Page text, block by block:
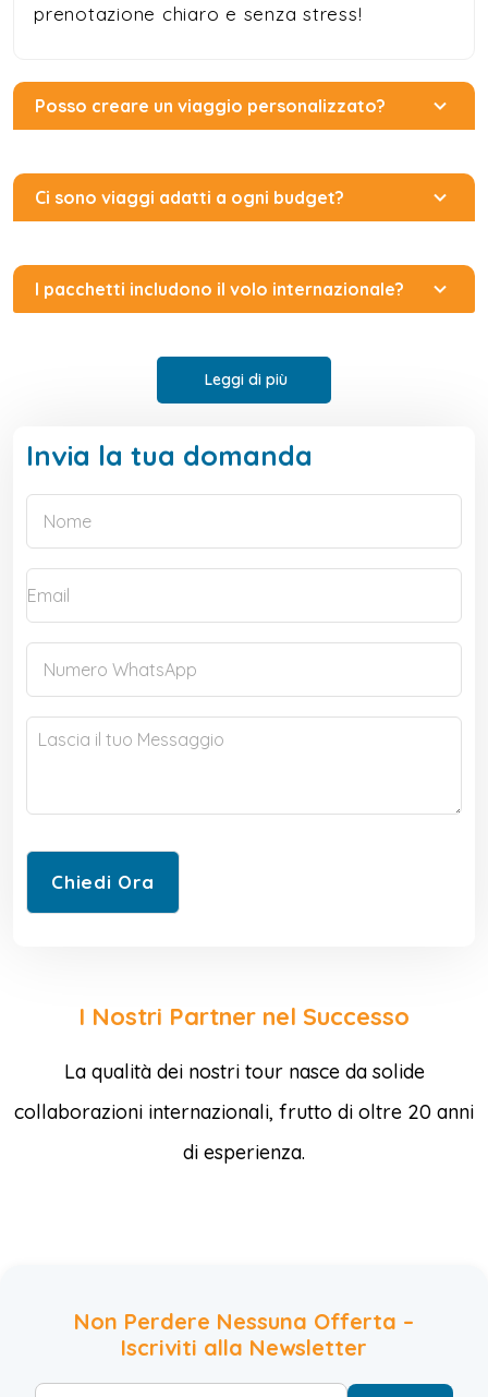
prenotazione chiaro e senza stress!
Posso creare un viaggio personalizzato?
Ci sono viaggi adatti a ogni budget?
I pacchetti includono il volo internazionale?
Leggi di più
Invia la tua domanda
I Nostri Partner nel Successo
La qualità dei nostri tour nasce da solide
collaborazioni internazionali, frutto di oltre 20 anni
di esperienza.
Non Perdere Nessuna Offerta –
Iscriviti alla Newsletter